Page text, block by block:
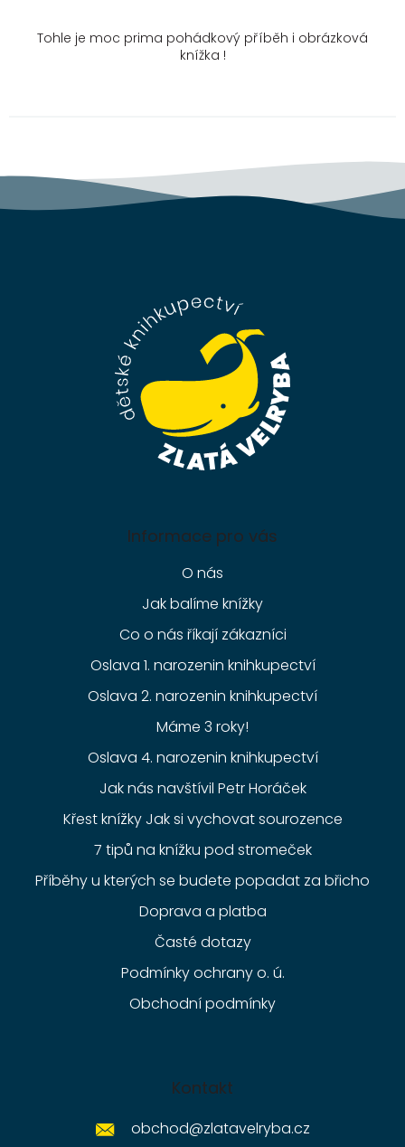
Tohle je moc prima pohádkový příběh i obrázková
knížka !
Informace pro vás
O nás
Jak balíme knížky
Co o nás říkají zákazníci
Oslava 1. narozenin knihkupectví
Oslava 2. narozenin knihkupectví
Máme 3 roky!
Oslava 4. narozenin knihkupectví
Jak nás navštívil Petr Horáček
Křest knížky Jak si vychovat sourozence
7 tipů na knížku pod stromeček
Příběhy u kterých se budete popadat za břicho
Doprava a platba
Časté dotazy
Podmínky ochrany o. ú.
Obchodní podmínky
Kontakt
obchod@zlatavelryba.cz